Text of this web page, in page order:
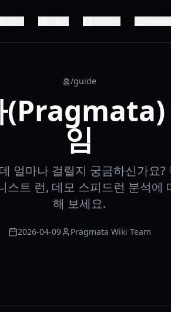
홈/guide
(Pragmata)
임
얼마나 걸릴지 궁금하신가요?
스트 런, 데모 스피드런 분석에
해 보세요.
2026-04-09 Pragmata Wiki Team